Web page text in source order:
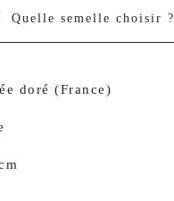
Quelle semelle choisir ?
doré (France)